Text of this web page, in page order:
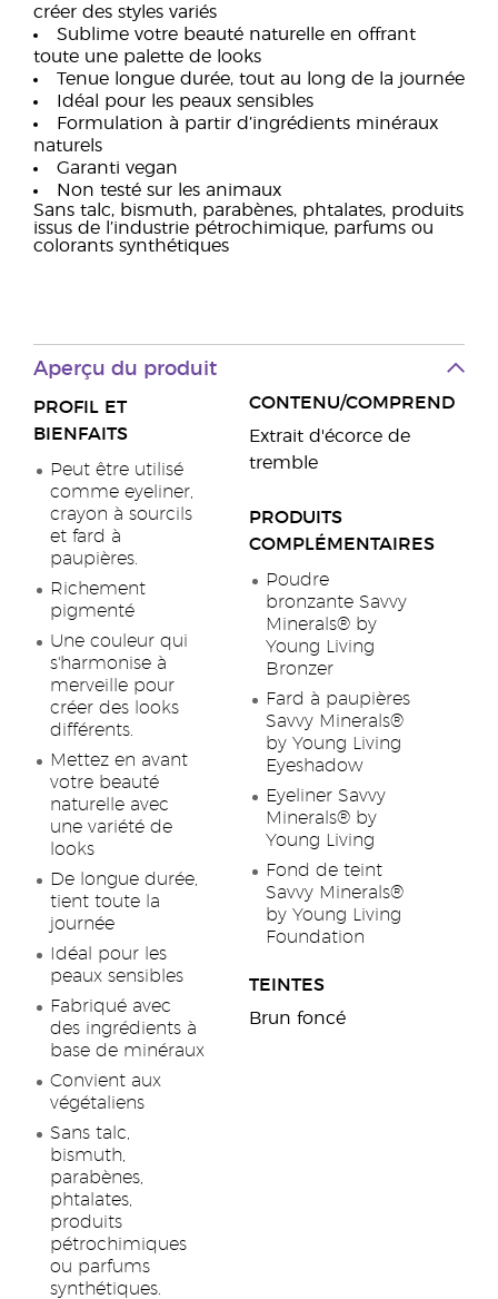
créer des styles variés
Sublime votre beauté naturelle en offrant
toute une palette de looks
Tenue longue durée, tout au long de la journée
Idéal pour les peaux sensibles
Formulation à partir d’ingrédients minéraux
naturels
Garanti vegan
Non testé sur les animaux
Sans talc, bismuth, parabènes, phtalates, produits
issus de l’industrie pétrochimique, parfums ou
colorants synthétiques
Aperçu du produit
PROFIL ET
BIENFAITS
Peut être utilisé
comme eyeliner,
crayon à sourcils
et fard à
paupières.
Richement
pigmenté
Une couleur qui
s'harmonise à
merveille pour
créer des looks
différents.
Mettez en avant
votre beauté
naturelle avec
une variété de
looks
De longue durée,
tient toute la
journée
Idéal pour les
peaux sensibles
Fabriqué avec
des ingrédients à
base de minéraux
Convient aux
végétaliens
Sans talc,
bismuth,
parabènes,
phtalates,
produits
pétrochimiques
ou parfums
synthétiques.
CONTENU/COMPREND
Extrait d'écorce de
tremble
PRODUITS
COMPLÉMENTAIRES
Poudre
bronzante Savvy
Minerals® by
Young Living
Bronzer
Fard à paupières
Savvy Minerals®
by Young Living
Eyeshadow
Eyeliner Savvy
Minerals® by
Young Living
Fond de teint
Savvy Minerals®
by Young Living
Foundation
TEINTES
Brun foncé